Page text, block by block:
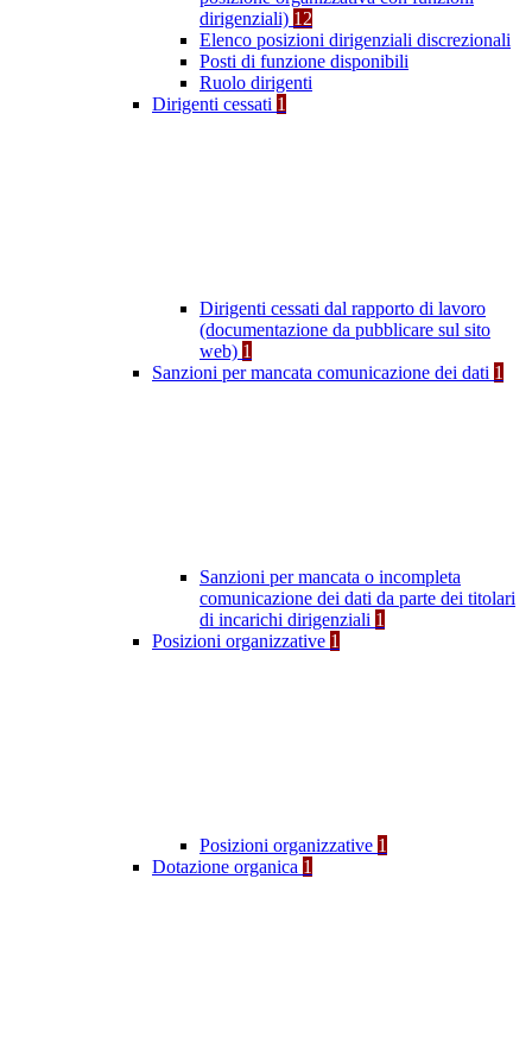
dirigenziali) 12
Elenco posizioni dirigenziali discrezionali
Posti di funzione disponibili
Ruolo dirigenti
Dirigenti cessati 1
Dirigenti cessati dal rapporto di lavoro
(documentazione da pubblicare sul sito
web) 1
Sanzioni per mancata comunicazione dei dati 1
Sanzioni per mancata o incompleta
comunicazione dei dati da parte dei titolari
di incarichi dirigenziali 1
Posizioni organizzative 1
Posizioni organizzative 1
Dotazione organica 1